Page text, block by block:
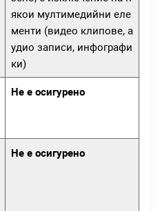
якои мултимедийни еле
менти (видео клипове, а
удио записи, инфографи
ки)
Не е осигурено
Не е осигурено